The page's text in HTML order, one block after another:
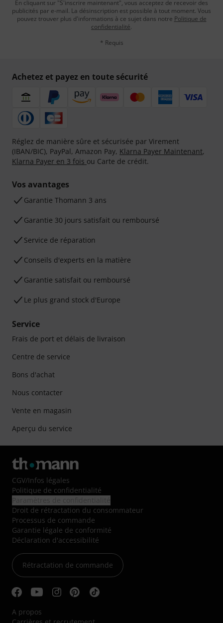
En cliquant sur "S'inscrire maintenant", vous acceptez de recevoir des
publicités par e-mail. La désinscription est possible à tout moment. Vous
pouvez trouver plus d'informations à ce sujet dans notre Politique de
confidentialité.
* Requis
Achetez et payez en toute sécurité
Réglez de manière sûre et sécurisée par Virement
(IBAN/BIC), PayPal, Amazon Pay, Klarna Payer Maintenant,
Klarna Payer en 3 fois ou Carte de crédit.
Vos avantages
Ga­ran­tie Thomann 3 ans
Garantie 30 jours satisfait ou remboursé
Service de réparation
Conseils d'experts en la matière
Garantie satisfait ou remboursé
Le plus grand stock d'Europe
Service
Frais de port et délais de livraison
Centre de service
Bons d'achat
Nous contacter
Vente en magasin
Aperçu du service
CGV/Infos légales
Politique de confidentialité
Droit de rétractation du consommateur
Processus de commande
Garantie légale de conformité
Déclaration d'accessibilité
Rétractation de commande
A propos